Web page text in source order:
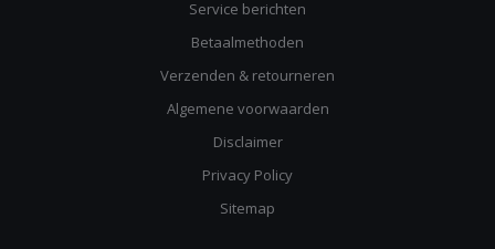
Service berichten
Betaalmethoden
Verzenden & retourneren
Algemene voorwaarden
Disclaimer
Privacy Policy
Sitemap